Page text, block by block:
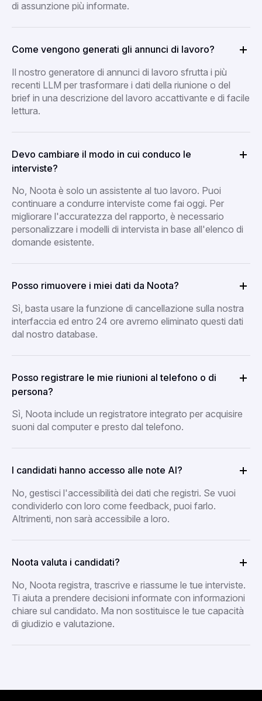
di assunzione più informate.
Come vengono generati gli annunci di lavoro?
Il nostro generatore di annunci di lavoro sfrutta i più
recenti LLM per trasformare i dati della riunione o del
brief in una descrizione del lavoro accattivante e di facile
lettura.
Devo cambiare il modo in cui conduco le
interviste?
No, Noota è solo un assistente al tuo lavoro. Puoi
continuare a condurre interviste come fai oggi. Per
migliorare l'accuratezza del rapporto, è necessario
personalizzare i modelli di intervista in base all'elenco di
domande esistente.
Posso rimuovere i miei dati da Noota?
Sì, basta usare la funzione di cancellazione sulla nostra
interfaccia ed entro 24 ore avremo eliminato questi dati
dal nostro database.
Posso registrare le mie riunioni al telefono o di
persona?
Sì, Noota include un registratore integrato per acquisire
suoni dal computer e presto dal telefono.
I candidati hanno accesso alle note AI?
No, gestisci l'accessibilità dei dati che registri. Se vuoi
condividerlo con loro come feedback, puoi farlo.
Altrimenti, non sarà accessibile a loro.
Noota valuta i candidati?
No, Noota registra, trascrive e riassume le tue interviste.
Ti aiuta a prendere decisioni informate con informazioni
chiare sul candidato. Ma non sostituisce le tue capacità
di giudizio e valutazione.